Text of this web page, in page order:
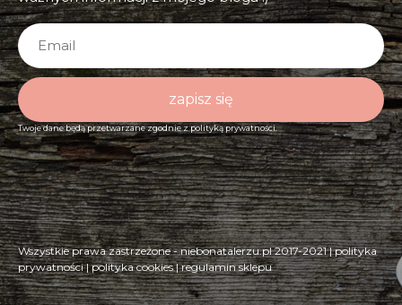
zapisz się
Twoje dane będą przetwarzane zgodnie zpolityką prywatności.
Wszystkie prawa zastrzeżone - niebonatalerzu.pl 2017-2021 |polityka
prywatności|polityka cookies|regulamin sklepu